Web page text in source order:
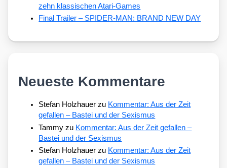
zehn klassischen Atari-Games
Final Trailer – SPIDER-MAN: BRAND NEW DAY
Neueste Kommentare
Stefan Holzhauer zu Kommentar: Aus der Zeit
gefallen – Bastei und der Sexismus
Tammy zu Kommentar: Aus der Zeit gefallen –
Bastei und der Sexismus
Stefan Holzhauer zu Kommentar: Aus der Zeit
gefallen – Bastei und der Sexismus